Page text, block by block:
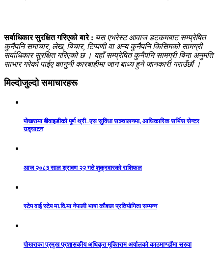
सर्बाधिकार सुरक्षित गरिएको बारे : यस एभरेस्ट आवाज डटकमबाट सम्प्रेषित
कुनैपनि समाचार, लेख, बिचार, टिप्पणी वा अन्य कुनैपनि किसिमको सामग्री
सर्वाधिकार सुरक्षित गरिएको छ । यहाँ सम्प्रेषित कुनैपनि सामग्री बिना अनुमति
साभार गरेको पाईए कानुनी कारबाहीमा जान बाध्य हुने जानकारी गराउँछौं ।
मिल्दोजुल्दो समाचारहरू
पोखरामा बीवाइडीको पूर्ण थ्री–एस सुविधा सञ्चालनमा, आधिकारिक सर्भिस सेन्टर
उद्घाटन
आज २०८३ साल श्रावण २२ गते शुक्रवारको राशिफल
स्टेप वाई स्टेप मा.वि.मा नेपाली भाषा कौशल प्रतियोगिता सम्पन्न
पोखराका प्रमुख प्रशासकीय अधिकृत मुक्तिराम अर्यालको काठमाण्डौंमा सरुवा